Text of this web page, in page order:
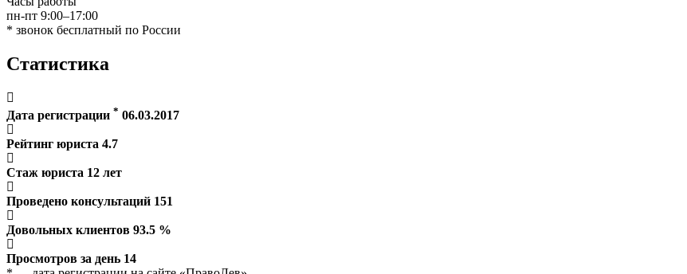
пн-пт 9:00–17:00
* звонок бесплатный по России
Статистика
Дата регистрации * 06.03.2017
Рейтинг юриста 4.7
Стаж юриста 12 лет
Проведено консультаций 151
Довольных клиентов 93.5 %
Просмотров за день 14